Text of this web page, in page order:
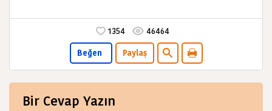
1354 46464
Beğen Paylaş
Bir Cevap Yazın